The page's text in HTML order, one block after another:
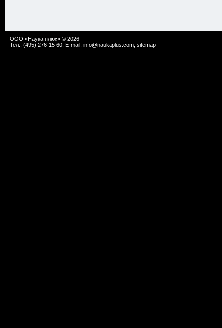
ООО «Наука плюс» © 2026
Тел.: (495) 276-15-60, E-mail: info@naukaplus.com sitemap